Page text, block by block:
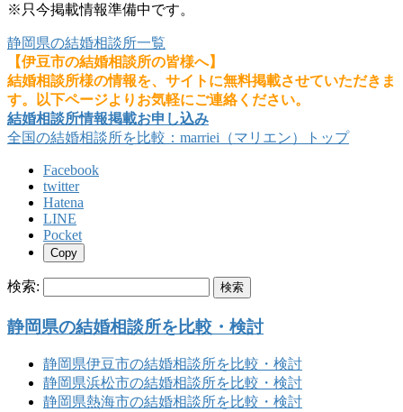
※只今掲載情報準備中です。
静岡県の結婚相談所一覧
【伊豆市の結婚相談所の皆様へ】
結婚相談所様の情報を、サイトに無料掲載させていただきま
す。以下ページよりお気軽にご連絡ください。
結婚相談所情報掲載お申し込み
全国の結婚相談所を比較：marriei（マリエン）トップ
Facebook
twitter
Hatena
LINE
Pocket
Copy
検索:
静岡県の結婚相談所を比較・検討
静岡県伊豆市の結婚相談所を比較・検討
静岡県浜松市の結婚相談所を比較・検討
静岡県熱海市の結婚相談所を比較・検討